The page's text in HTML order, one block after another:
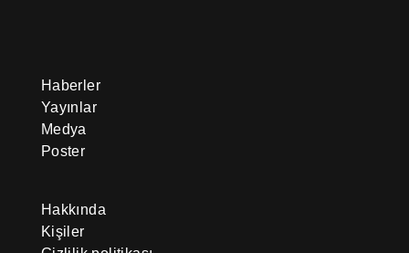
Haberler
Yayınlar
Medya
Poster
Hakkında
Kişiler